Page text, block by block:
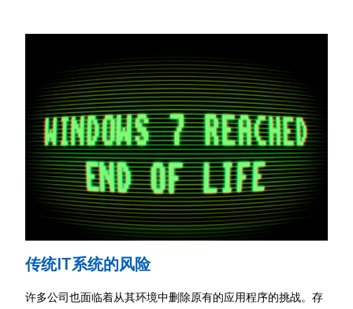
传统IT系统的风险
许多公司也面临着从其环境中删除原有的应用程序的挑战。存